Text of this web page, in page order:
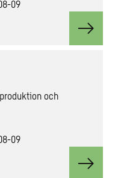
09
View
och
09
View